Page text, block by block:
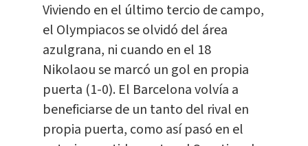
Viviendo en el último tercio de campo,
el Olympiacos se olvidó del área
azulgrana, ni cuando en el 18
Nikolaou se marcó un gol en propia
puerta (1-0). El Barcelona volvía a
beneficiarse de un tanto del rival en
propia puerta, como así pasó en el